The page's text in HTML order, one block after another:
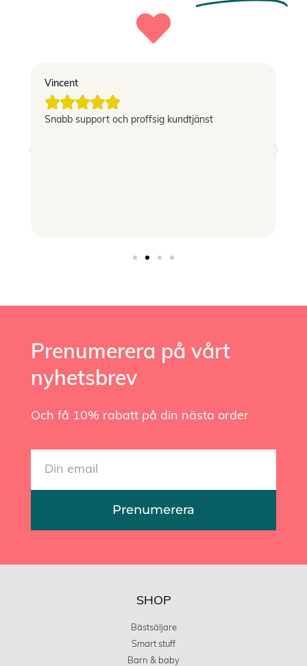
Vincent

Snabb support och proffsig kundtjänst
Prenumerera på vårt
nyhetsbrev
Och få 10% rabatt på din nästa order
Prenumerera
SHOP
Bästsäljare
Smart stuff
Barn & baby